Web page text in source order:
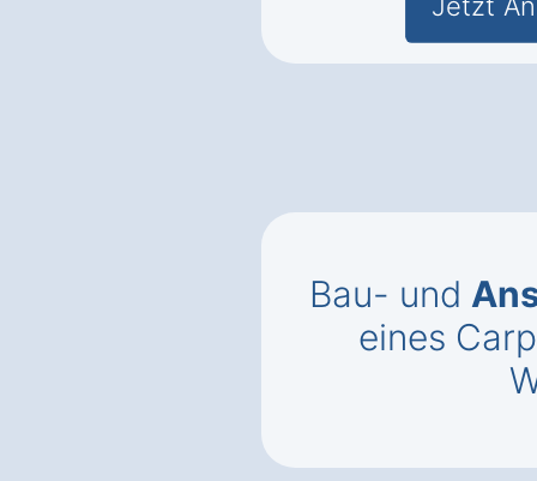
Bau- und
eines